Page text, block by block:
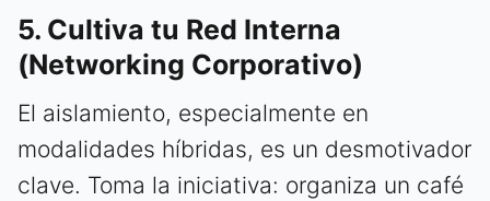
5. Cultiva tu Red Interna
(Networking Corporativo)
El aislamiento, especialmente en
modalidades híbridas, es un desmotivador
clave. Toma la iniciativa: organiza un café